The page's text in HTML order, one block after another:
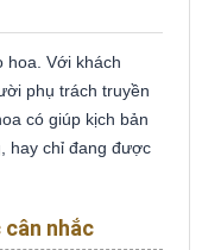
hoa. Với khách
phụ trách truyền
có giúp kịch bản
hay chỉ đang được
nhắc